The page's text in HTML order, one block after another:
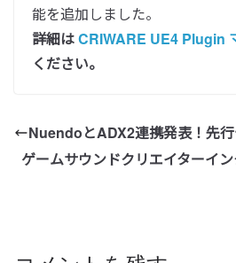
能を追加しました。
詳細はCRIWARE UE4 Plugin
ください。
NuendoとADX2連携発表！先
ゲームサウンドクリエイターイ